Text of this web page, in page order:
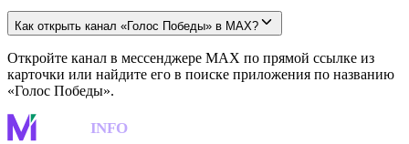
Как открыть канал «Голос Победы» в MAX?
Откройте канал в мессенджере MAX по прямой ссылке из
карточки или найдите его в поиске приложения по названию
«Голос Победы».
INFO